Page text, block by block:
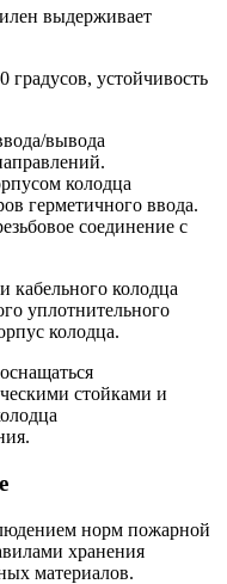
выдерживает
градусов, устойчивость
вывода
колодца
герметичного ввода.
соединение с
кабельного колодца
уплотнительного
колодца.
стойками и
норм пожарной
хранения
материалов.